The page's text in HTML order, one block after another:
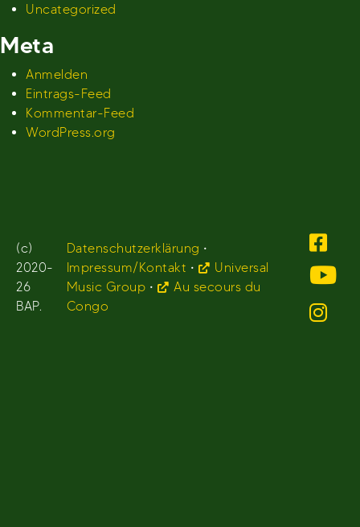
Uncategorized
Meta
Anmelden
Eintrags-Feed
Kommentar-Feed
WordPress.org
(c)
2020-
26
BAP.
Datenschutzerklärung •
Impressum/Kontakt •
Universal
Music Group •
Au secours du
Congo